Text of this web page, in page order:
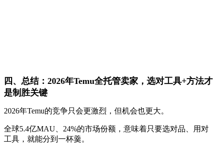
四、总结：2026年Temu全托管卖家，选对工具+方法才
是制胜关键
2026年Temu的竞争只会更激烈，但机会也更大。
全球5.4亿MAU、24%的市场份额，意味着只要选对品、用对
工具，就能分到一杯羹。